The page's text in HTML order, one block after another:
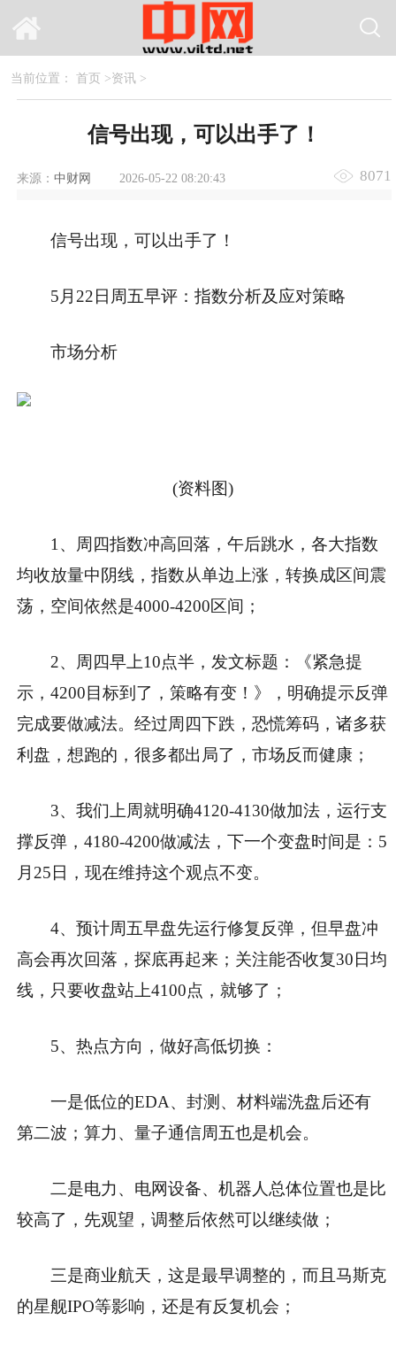
当前位置： 首页 >资讯>
信号出现，可以出手了！
来源： 中财网 2026-05-22 08:20:43 8071
信号出现，可以出手了！
5月22日周五早评：指数分析及应对策略
市场分析
(资料图)
1、周四指数冲高回落，午后跳水，各大指数
均收放量中阴线，指数从单边上涨，转换成区间震
荡，空间依然是4000-4200区间；
2、周四早上10点半，发文标题：《紧急提
示，4200目标到了，策略有变！》，明确提示反弹
完成要做减法。经过周四下跌，恐慌筹码，诸多获
利盘，想跑的，很多都出局了，市场反而健康；
3、我们上周就明确4120-4130做加法，运行支
撑反弹，4180-4200做减法，下一个变盘时间是：5
月25日，现在维持这个观点不变。
4、预计周五早盘先运行修复反弹，但早盘冲
高会再次回落，探底再起来；关注能否收复30日均
线，只要收盘站上4100点，就够了；
5、热点方向，做好高低切换：
一是低位的EDA、封测、材料端洗盘后还有
第二波；算力、量子通信周五也是机会。
二是电力、电网设备、机器人总体位置也是比
较高了，先观望，调整后依然可以继续做；
三是商业航天，这是最早调整的，而且马斯克
的星舰IPO等影响，还是有反复机会；